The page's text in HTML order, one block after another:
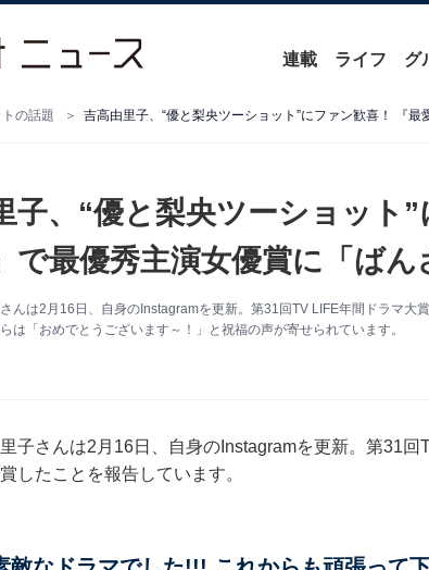
連載 ライフ グ
の話題 吉高由里子、“優と梨央ツーショット”にファン歓喜！ 『最
子、“優と梨央ツーショット”
で最優秀主演女優賞に「ばん
んは2月16日、自身のInstagramを更新。第31回TV LIFE年間ドラマ大
は「おめでとうございます～！」と祝福の声が寄せられています。
子さんは2月16日、自身のInstagramを更新。第31
したことを報告しています。